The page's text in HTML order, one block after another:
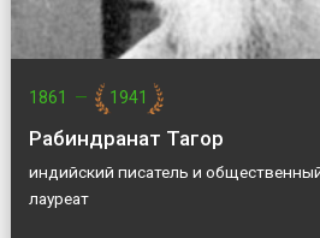
1861 — 1941
Рабиндранат Тагор
индийский писатель и
лауреат